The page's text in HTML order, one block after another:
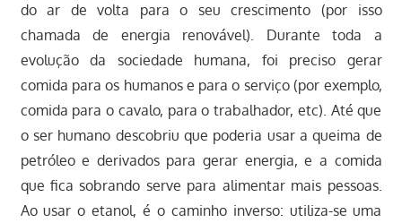
do ar de volta para o seu crescimento (por isso
chamada de energia renovável). Durante toda a
evolução da sociedade humana, foi preciso gerar
comida para os humanos e para o serviço (por exemplo,
comida para o cavalo, para o trabalhador, etc). Até que
o ser humano descobriu que poderia usar a queima de
petróleo e derivados para gerar energia, e a comida
que fica sobrando serve para alimentar mais pessoas.
Ao usar o etanol, é o caminho inverso: utiliza-se uma